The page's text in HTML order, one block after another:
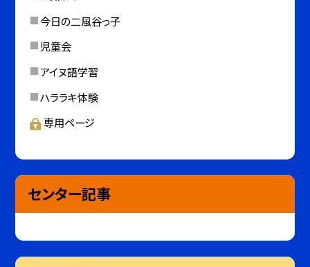
今日の二風谷っ子
児童会
アイヌ語学習
ハララキ体験
専用ページ
センター記事